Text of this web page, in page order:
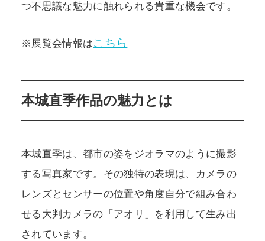
つ不思議な魅力に触れられる貴重な機会です。
※展覧会情報はこちら
本城直季作品の魅力とは
本城直季は、都市の姿をジオラマのように撮影
する写真家です。その独特の表現は、カメラの
レンズとセンサーの位置や角度自分で組み合わ
せる大判カメラの「アオリ」を利用して生み出
されています。